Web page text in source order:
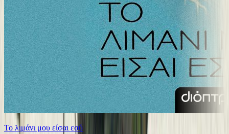
Το λιμάνι μου είσαι εσύ